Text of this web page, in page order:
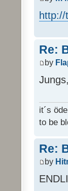
http://
Re:
by
it´s öde
to be
Re:
by